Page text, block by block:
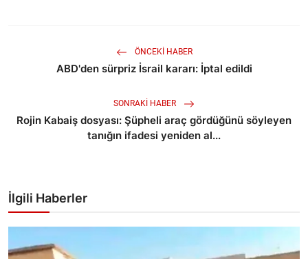
ÖNCEKI HABER
ABD'den sürpriz İsrail kararı: İptal edildi
SONRAKI HABER
Rojin Kabaiş dosyası: Şüpheli araç gördüğünü söyleyen
tanığın ifadesi yeniden al...
İlgili Haberler